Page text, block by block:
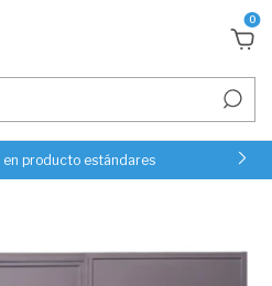
0
en producto estándares